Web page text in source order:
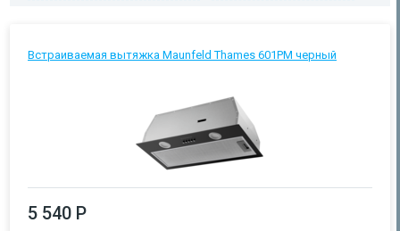
Встраиваемая вытяжка Maunfeld Thames 601PM черный
5 540 Р